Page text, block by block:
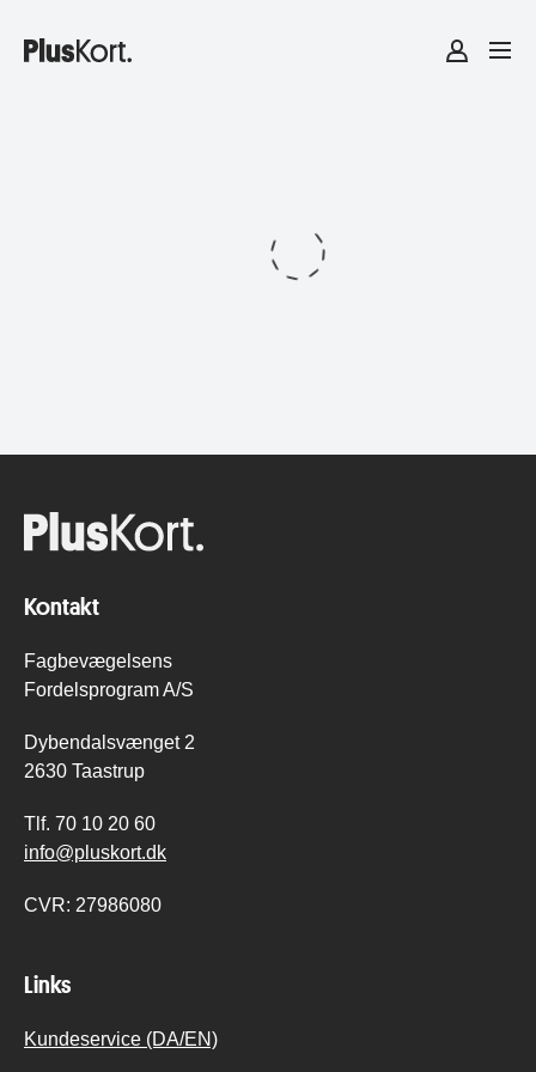
Kontakt
Fagbevægelsens
Fordelsprogram A/S
Dybendalsvænget 2
2630 Taastrup
Tlf. 70 10 20 60
info@pluskort.dk
CVR: 27986080
Links
Kundeservice (DA/EN)